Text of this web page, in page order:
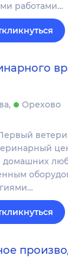
работами…
Орехово
домашних